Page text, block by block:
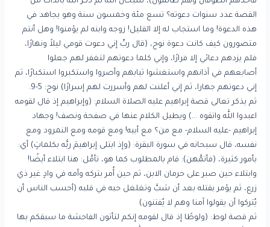
القصة عدد سنوات دعوته؟ تسع مئة وخمسون سنة وهو يجاهد في
هذه الدعوة! وما استجاب له إلا القليل! زوجه وابنه لم يؤمنوا! وهل أنتم
متصورون كيف كانت دعوة نوح، (قال ربِّ إني دعوت قومي ليلاً ونهارًا،
فلم يزدهم دعائي إلا فرارًا، وإني كلما دعوتهم لتغفر لهم جعلوا
أصابعهم في آذانهم واستغشوا ثيابهم وأصروا واستكبروا استكبارًا، ثم
إني دعوتهم جهارا، ثم إني أعلنت لهم وأسررت لهم إسرارًا) نوح: 5-9.
ثم يذكر تعالى قصة إبراهيم عليه الصلاة السلام: (وإبراهيم إذ قال لقومه
اعبدوا الله واتقوه …) ويطيل الكلام عنها في صفحة ونصف! وجهاد
إبراهيم -عليه السلام- مع من؟ مع أبيه! ومع قومه ومع النمرود ومع
نفسه، قال سبحانه في سورة البقرة: (وإذ ابتلى إبراهيمَ ربُّه بكلماتٍ) أي:
بأمور كثيرة، (فأتمَّهن): قام بالمطلوب كما هو، تأمَّل: هنا ابتلاء أيضًا!
وابتلاء حين صبر على حرمان الابن، ثم حين أُمر بتركه وأمه في وادٍ غير ذي
زرع، ثم يؤمر بقتله بعد أن شبَّ وتغلغل حبه في قلبه (أحسب الناس أن
يُتركوا أن يقولوا آمنا وهم لا يُفتنون)
ثم قصة لوط: (ولوطًا إذ قال لقومه إنكم لتأتون الفاحشة ما سبقكم بها